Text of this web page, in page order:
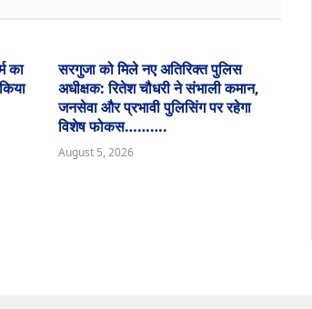
का
सरगुजा को मिले नए अतिरिक्त पुलिस
अधीक्षक: रितेश चौधरी ने संभाली कमान,
जनसेवा और प्रभावी पुलिसिंग पर रहेगा
विशेष फोकस……….
August 5, 2026